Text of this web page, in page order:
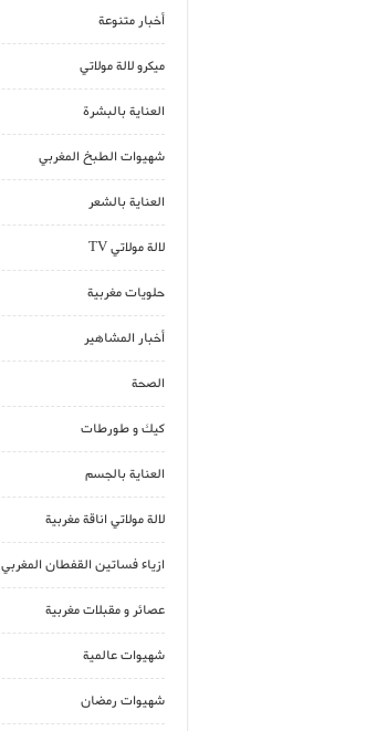
أخبار متنوعة
ميكرو لالة مولاتي
العناية بالبشرة
شهيوات الطبخ المغربي
العناية بالشعر
لالة مولاتي TV
حلويات مغربية
أخبار المشاهير
الصحة
كيك و طورطات
العناية بالجسم
لالة مولاتي اناقة مغربية
ازياء فساتين القفطان المغربي
عصائر و مقبلات مغربية
شهيوات عالمية
شهيوات رمضان